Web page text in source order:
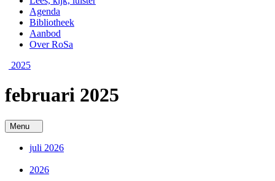
Agenda
Bibliotheek
Aanbod
Over RoSa
2025
februari 2025
Menu
juli 2026
2026